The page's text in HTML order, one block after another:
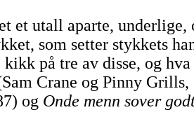
et utall aparte, underlige,
som setter stykkets
på tre av disse, og
Crane og Pinny
og Onde menn sover